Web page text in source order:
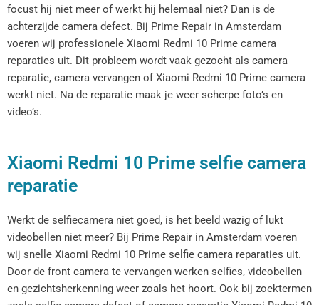
focust hij niet meer of werkt hij helemaal niet? Dan is de
achterzijde camera defect. Bij Prime Repair in Amsterdam
voeren wij professionele Xiaomi Redmi 10 Prime camera
reparaties uit. Dit probleem wordt vaak gezocht als camera
reparatie, camera vervangen of Xiaomi Redmi 10 Prime camera
werkt niet. Na de reparatie maak je weer scherpe foto’s en
video’s.
Xiaomi Redmi 10 Prime selfie camera
reparatie
Werkt de selfiecamera niet goed, is het beeld wazig of lukt
videobellen niet meer? Bij Prime Repair in Amsterdam voeren
wij snelle Xiaomi Redmi 10 Prime selfie camera reparaties uit.
Door de front camera te vervangen werken selfies, videobellen
en gezichtsherkenning weer zoals het hoort. Ook bij zoektermen